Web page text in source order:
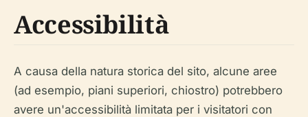
Accessibilità
A causa della natura storica del sito, alcune aree
(ad esempio, piani superiori, chiostro) potrebbero
avere un'accessibilità limitata per i visitatori con